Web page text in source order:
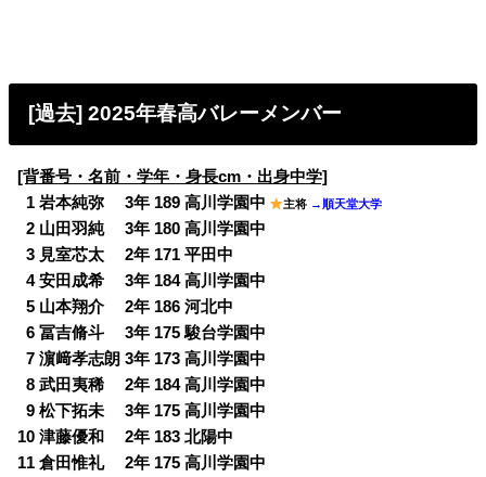
[過去] 2025年春高バレーメンバー
[背番号・名前・学年・身長cm・出身中学]
1 岩本純弥 3年 189 高川学園中 主将 →順天堂大学
02 山田羽純 3年 180 高川学園中
03 見室芯太 2年 171 平田中
04 安田成希 3年 184 高川学園中
05 山本翔介 2年 186 河北中
06 冨吉脩斗 3年 175 駿台学園中
07 濵﨑孝志朗 3年 173 高川学園中
08 武田夷稀 2年 184 高川学園中
09 松下拓未 3年 175 高川学園中
10 津藤優和 2年 183 北陽中
11 倉田惟礼 2年 175 高川学園中